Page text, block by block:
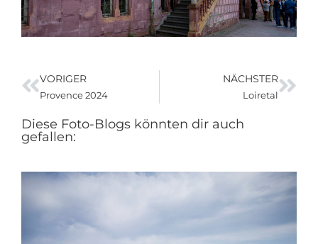
VORIGER
Provence 2024
NÄCHSTER
Loiretal
Diese Foto-Blogs könnten dir auch
gefallen: